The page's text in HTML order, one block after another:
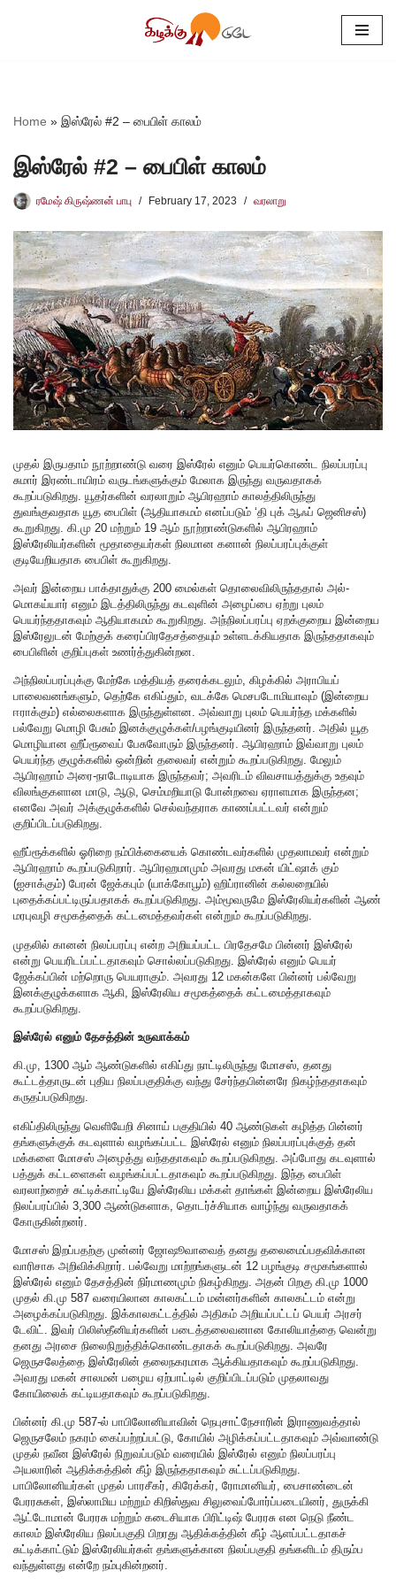
Home » இஸ்ரேல் #2 – பைபிள் காலம்
இஸ்ரேல் #2 – பைபிள் காலம்
ரமேஷ் கிருஷ்ணன் பாபு February 17, 2023 வரலாறு
முதல் இருபதாம் நூற்றாண்டு வரை இஸ்ரேல் எனும் பெயர்கொண்ட நிலப்பரப்பு
சுமார் இரண்டாயிரம் வருடங்களுக்கும் மேலாக இருந்து வருவதாகக்
கூறப்படுகிறது. யூதர்களின் வரலாறும் ஆபிரஹாம் காலத்திலிருந்து
துவங்குவதாக யூத பைபிள் (ஆதியாகமம் எனப்படும் ‘தி புக் ஆஃப் ஜெனிசஸ்)
கூறுகிறது. கி.மு 20 மற்றும் 19 ஆம் நூற்றாண்டுகளில் ஆபிரஹாம்
இஸ்ரேலியர்களின் மூதாதையர்கள் நிலமான கனான் நிலப்பரப்புக்குள்
குடியேறியதாக பைபிள் கூறுகிறது.
அவர் இன்றைய பாக்தாதுக்கு 200 மைல்கள் தொலைவிலிருந்ததால் அல்-
மொகய்யார் எனும் இடத்திலிருந்து கடவுளின் அழைப்பை ஏற்று புலம்
பெயர்ந்ததாகவும் ஆதியாகமம் கூறுகிறது. அந்நிலப்பரப்பு ஏறக்குறைய இன்றைய
இஸ்ரேலுடன் மேற்குக் கரைப்பிரதேசத்தையும் உள்ளடக்கியதாக இருந்ததாகவும்
பைபிளின் குறிப்புகள் உணர்த்துகின்றன.
அந்நிலப்பரப்புக்கு மேற்கே மத்தியத் தரைக்கடலும், கிழக்கில் அராபியப்
பாலைவனங்களும், தெற்கே எகிப்தும், வடக்கே மெசபடோமியாவும் (இன்றைய
ஈராக்கும்) எல்லைகளாக இருந்துள்ளன. அவ்வாறு புலம் பெயர்ந்த மக்களில்
பல்வேறு மொழி பேசும் இனக்குழுக்கள்/பழங்குடியினர் இருந்தனர். அதில் யூத
மொழியான ஹீப்ரூவைப் பேசுவோரும் இருந்தனர். ஆபிரஹாம் இவ்வாறு புலம்
பெயர்ந்த குழுக்களில் ஒன்றின் தலைவர் என்றும் கூறப்படுகிறது. மேலும்
ஆபிரஹாம் அரை-நாடோடியாக இருந்தவர்; அவரிடம் விவசாயத்துக்கு உதவும்
விலங்குகளான மாடு, ஆடு, செம்மறியாடு போன்றவை ஏராளமாக இருந்தன;
எனவே அவர் அக்குழுக்களில் செல்வந்தராக காணப்பட்டவர் என்றும்
குறிப்பிடப்படுகிறது.
ஹீப்ரூக்களில் ஓரிறை நம்பிக்கையைக் கொண்டவர்களில் முதலாமவர் என்றும்
ஆபிரஹாம் கூறப்படுகிறார். ஆபிரஹமாமும் அவரது மகன் யிட்ஷாக் கும்
(ஐசாக்கும்) பேரன் ஜேக்கபும் (யாக்கோபூம்) ஹிப்ரானின் கல்லறையில்
புதைக்கப்பட்டிருப்பதாகக் கூறப்படுகிறது. அம்மூவருமே இஸ்ரேலியர்களின் ஆண்
மரபுவழி சமூகத்தைக் கட்டமைத்தவர்கள் என்றும் கூறப்படுகிறது.
முதலில் கானன் நிலப்பரப்பு என்ற அறியப்பட்ட பிரதேசமே பின்னர் இஸ்ரேல்
என்று பெயரிடப்பட்டதாகவும் சொல்லப்படுகிறது. இஸ்ரேல் எனும் பெயர்
ஜேக்கப்பின் மற்றொரு பெயராகும். அவரது 12 மகன்களே பின்னர் பல்வேறு
இனக்குழுக்களாக ஆகி, இஸ்ரேலிய சமூகத்தைக் கட்டமைத்தாகவும்
கூறப்படுகிறது.
இஸ்ரேல் எனும் தேசத்தின் உருவாக்கம்
கி.மு, 1300 ஆம் ஆண்டுகளில் எகிப்து நாட்டிலிருந்து மோசஸ், தனது
கூட்டத்தாருடன் புதிய நிலப்பகுதிக்கு வந்து சேர்ந்தபின்னரே நிகழ்ந்ததாகவும்
கருதப்படுகிறது.
எகிப்திலிருந்து வெளியேறி சினாய் பகுதியில் 40 ஆண்டுகள் கழித்த பின்னர்
தங்களுக்குக் கடவுளால் வழங்கப்பட்ட இஸ்ரேல் எனும் நிலப்பரப்புக்குத் தன்
மக்களை மோசஸ் அழைத்து வந்ததாகவும் கூறப்படுகிறது. அப்போது கடவுளால்
பத்துக் கட்டளைகள் வழங்கப்பட்டதாகவும் கூறப்படுகிறது. இந்த பைபிள்
வரலாற்றைச் சுட்டிக்காட்டியே இஸ்ரேலிய மக்கள் தாங்கள் இன்றைய இஸ்ரேலிய
நிலப்பரப்பில் 3,300 ஆண்டுகளாக, தொடர்ச்சியாக வாழ்ந்து வருவதாகக்
கோருகின்றனர்.
மோசஸ் இறப்பதற்கு முன்னர் ஜோஷூவாவைத் தனது தலைமைப்பதவிக்கான
வாரிசாக அறிவிக்கிறார். பல்வேறு மாற்றங்களுடன் 12 பழங்குடி சமூகங்களால்
இஸ்ரேல் எனும் தேசத்தின் நிர்மாணமும் நிகழ்கிறது. அதன் பிறகு கி.மு 1000
முதல் கி.மு 587 வரையிலான காலகட்டம் மன்னர்களின் காலகட்டம் என்று
அழைக்கப்படுகிறது. இக்காலகட்டத்தில் அதிகம் அறியப்பட்டப் பெயர் அரசர்
டேவிட். இவர் பிலிஸ்தீனியர்களின் படைத்தலைவனான கோலியாத்தை வென்று
தனது அரசை நிலைநிறுத்திக்கொண்டதாகக் கூறப்படுகிறது. அவரே
ஜெருசலேத்தை இஸ்ரேலின் தலைநகரமாக ஆக்கியதாகவும் கூறப்படுகிறது.
அவரது மகன் சாலமன் பழைய ஏற்பாட்டில் குறிப்பிடப்படும் முதலாவது
கோயிலைக் கட்டியதாகவும் கூறப்படுகிறது.
பின்னர் கி.மு 587-ல் பாபிலோனியாவின் நெபுசாட்நேசாரின் இராணுவத்தால்
ஜெருசலேம் நகரம் கைப்பற்றப்பட்டு, கோயில் அழிக்கப்பட்டதாகவும் அவ்வாண்டு
முதல் நவீன இஸ்ரேல் நிறுவப்படும் வரையில் இஸ்ரேல் எனும் நிலப்பரப்பு
அயலாரின் ஆதிக்கத்தின் கீழ் இருந்ததாகவும் சுட்டப்படுகிறது.
பாபிலோனியர்கள் முதல் பாரசீகர், கிரேக்கர், ரோமானியர், பைசாண்டைன்
பேரரசுகள், இஸ்லாமிய மற்றும் கிறிஸ்துவ சிலுவைப்போர்ப்படையினர், துருக்கி
ஆட்டோமான் பேரரசு மற்றும் கடைசியாக பிரிட்டிஷ் பேரரசு என நெடு நீண்ட
காலம் இஸ்ரேலிய நிலப்பகுதி பிறரது ஆதிக்கத்தின் கீழ் ஆளப்பட்டதாகச்
சுட்டிக்காட்டும் இஸ்ரேலியர்கள் தங்களுக்கான நிலப்பகுதி தங்களிடம் திரும்ப
வந்துள்ளது என்றே நம்புகின்றனர்.